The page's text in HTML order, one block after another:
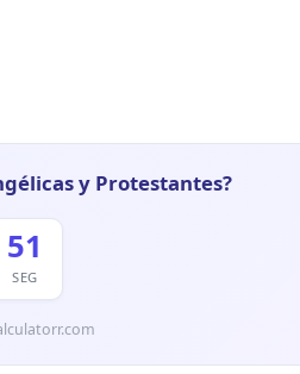
y Protestantes?
50
SEG